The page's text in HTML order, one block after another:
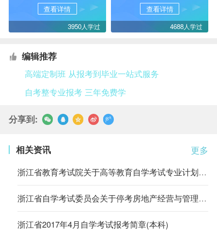
查看详情
3950人学过
查看详情
4688人学过
编辑推荐
高端定制班 从报考到毕业一站式服务
自考整专业报考 三年免费学
分享到:
更多
相关资讯
浙江省教育考试院关于高等教育自学考试专业计划执行有关问题的通知
浙江省自学考试委员会关于停考房地产经营与管理等15个自考专业的通知
浙江省2017年4月自学考试报考简章(本科)